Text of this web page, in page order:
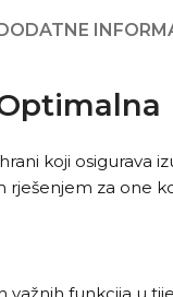
koji osigurava
za one